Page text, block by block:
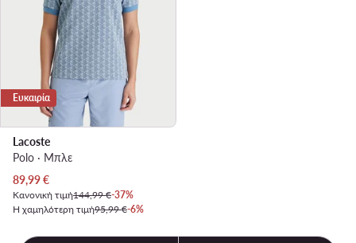
Ευκαιρία
Lacoste
Polo · Μπλε
Τρέχουσα τιμή
89,99€
Κανονική τιμή144,99 €-37%
Η χαμηλότερη τιμή95,99 €-6%